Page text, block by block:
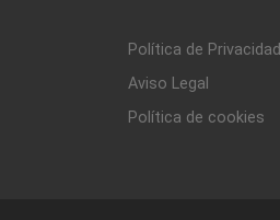
Política de Privacidad
Aviso Legal
Política de cookies